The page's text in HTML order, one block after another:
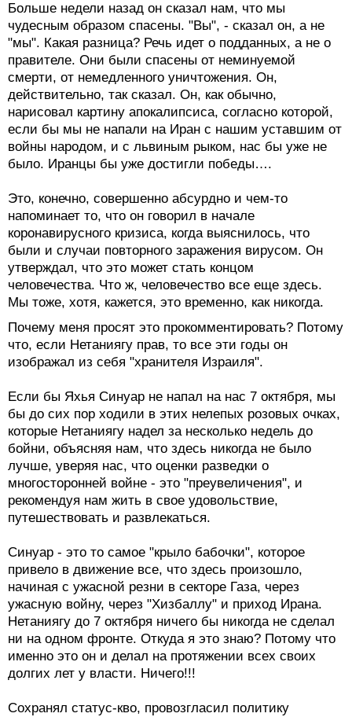
Больше недели назад он сказал нам, что мы
чудесным образом спасены. "Вы", - сказал он, а не
"мы". Какая разница? Речь идет о подданных, а не о
правителе. Они были спасены от неминуемой
смерти, от немедленного уничтожения. Он,
действительно, так сказал. Он, как обычно,
нарисовал картину апокалипсиса, согласно которой,
если бы мы не напали на Иран с нашим уставшим от
войны народом, и с львиным рыком, нас бы уже не
было. Иранцы бы уже достигли победы….
Это, конечно, совершенно абсурдно и чем-то
напоминает то, что он говорил в начале
коронавирусного кризиса, когда выяснилось, что
были и случаи повторного заражения вирусом. Он
утверждал, что это может стать концом
человечества. Что ж, человечество все еще здесь.
Мы тоже, хотя, кажется, это временно, как никогда.
Почему меня просят это прокомментировать? Потому
что, если Нетаниягу прав, то все эти годы он
изображал из себя "хранителя Израиля".
Если бы Яхья Синуар не напал на нас 7 октября, мы
бы до сих пор ходили в этих нелепых розовых очках,
которые Нетаниягу надел за несколько недель до
бойни, объясняя нам, что здесь никогда не было
лучше, уверяя нас, что оценки разведки о
многосторонней войне - это "преувеличения", и
рекомендуя нам жить в свое удовольствие,
путешествовать и развлекаться.
Синуар - это то самое "крыло бабочки", которое
привело в движение все, что здесь произошло,
начиная с ужасной резни в секторе Газа, через
ужасную войну, через "Хизбаллу" и приход Ирана.
Нетаниягу до 7 октября ничего бы никогда не сделал
ни на одном фронте. Откуда я это знаю? Потому что
именно это он и делал на протяжении всех своих
долгих лет у власти. Ничего!!!
Сохранял статус-кво, провозгласил политику